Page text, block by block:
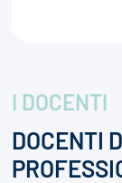
I DOCENTI
DOCENTI